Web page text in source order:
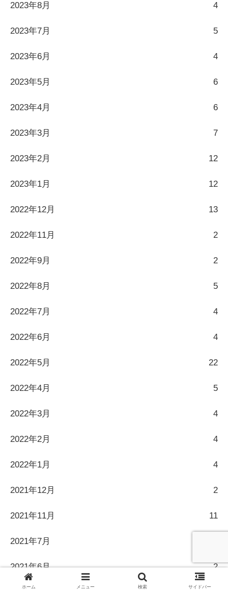
2023年8月 4
2023年7月 5
2023年6月 4
2023年5月 6
2023年4月 6
2023年3月 7
2023年2月 12
2023年1月 12
2022年12月 13
2022年11月 2
2022年9月 2
2022年8月 5
2022年7月 4
2022年6月 4
2022年5月 22
2022年4月 5
2022年3月 4
2022年2月 4
2022年1月 4
2021年12月 2
2021年11月 11
2021年7月
2021年6月 2
ホーム メニュー 検索 サイドバー